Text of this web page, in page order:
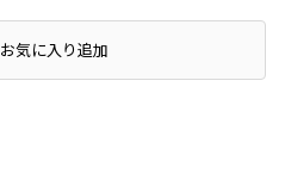
お気に入り追加